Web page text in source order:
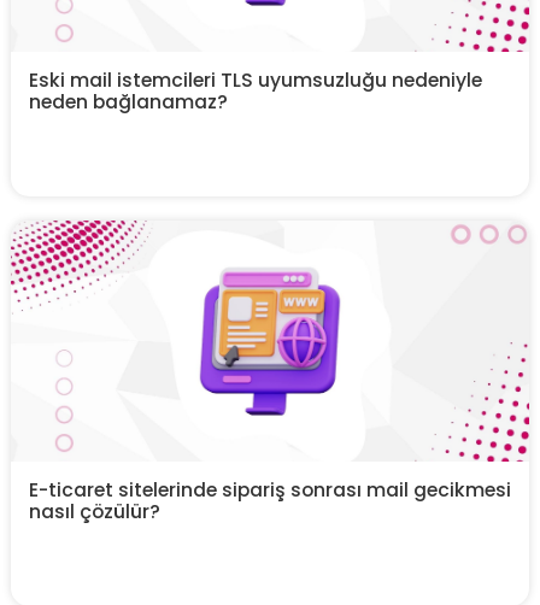
Eski mail istemcileri TLS uyumsuzluğu nedeniyle
neden bağlanamaz?
E-ticaret sitelerinde sipariş sonrası mail gecikmesi
nasıl çözülür?